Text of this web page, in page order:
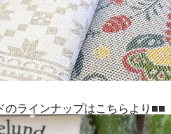
のラインナップはこちらより■■